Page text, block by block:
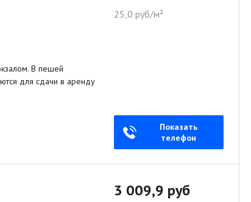
В пешей
для сдачи в аренду
25,0 руб/м²
Показать
телефон
3 009,9 руб